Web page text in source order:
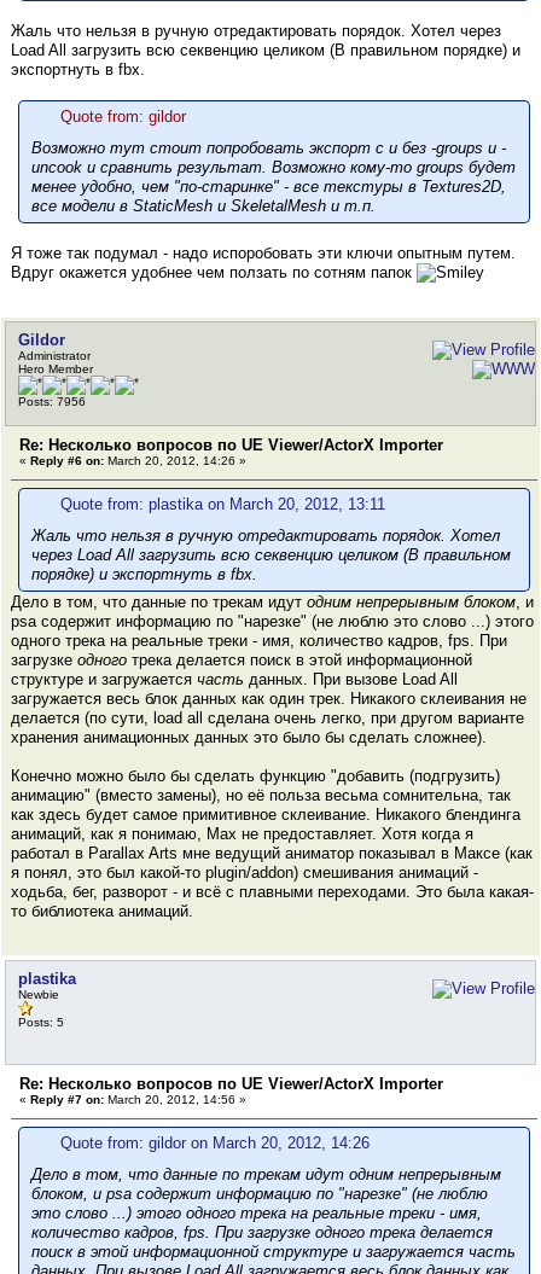
Жаль что нельзя в ручную отредактировать порядок. Хотел через
Load All загрузить всю секвенцию целиком (В правильном порядке) и
экспортнуть в fbx.
Quote from: gildor
Возможно тут стоит попробовать экспорт с и без -groups и -
uncook и сравнить результат. Возможно кому-то groups будет
менее удобно, чем "по-старинке" - все текстуры в Textures2D,
все модели в StaticMesh и SkeletalMesh и т.п.
Я тоже так подумал - надо испоробовать эти ключи опытным путем.
Вдруг окажется удобнее чем ползать по сотням папок
Gildor
Administrator
Hero Member
Posts: 7956
Re: Несколько вопросов по UE Viewer/ActorX Importer
« Reply #6 on: March 20, 2012, 14:26 »
Quote from: plastika on March 20, 2012, 13:11
Жаль что нельзя в ручную отредактировать порядок. Хотел
через Load All загрузить всю секвенцию целиком (В правильном
порядке) и экспортнуть в fbx.
Дело в том, что данные по трекам идут одним непрерывным блоком, и
psa содержит информацию по "нарезке" (не люблю это слово ...) этого
одного трека на реальные треки - имя, количество кадров, fps. При
загрузке одного трека делается поиск в этой информационной
структуре и загружается часть данных. При вызове Load All
загружается весь блок данных как один трек. Никакого склеивания не
делается (по сути, load all сделана очень легко, при другом варианте
хранения анимационных данных это было бы сделать сложнее).
Конечно можно было бы сделать функцию "добавить (подгрузить)
анимацию" (вместо замены), но её польза весьма сомнительна, так
как здесь будет самое примитивное склеивание. Никакого блендинга
анимаций, как я понимаю, Max не предоставляет. Хотя когда я
работал в Parallax Arts мне ведущий аниматор показывал в Максе (как
я понял, это был какой-то plugin/addon) смешивания анимаций -
ходьба, бег, разворот - и всё с плавными переходами. Это была какая-
то библиотека анимаций.
plastika
Newbie
Posts: 5
Re: Несколько вопросов по UE Viewer/ActorX Importer
« Reply #7 on: March 20, 2012, 14:56 »
Quote from: gildor on March 20, 2012, 14:26
Дело в том, что данные по трекам идут одним непрерывным
блоком, и psa содержит информацию по "нарезке" (не люблю
это слово ...) этого одного трека на реальные треки - имя,
количество кадров, fps. При загрузке одного трека делается
поиск в этой информационной структуре и загружается часть